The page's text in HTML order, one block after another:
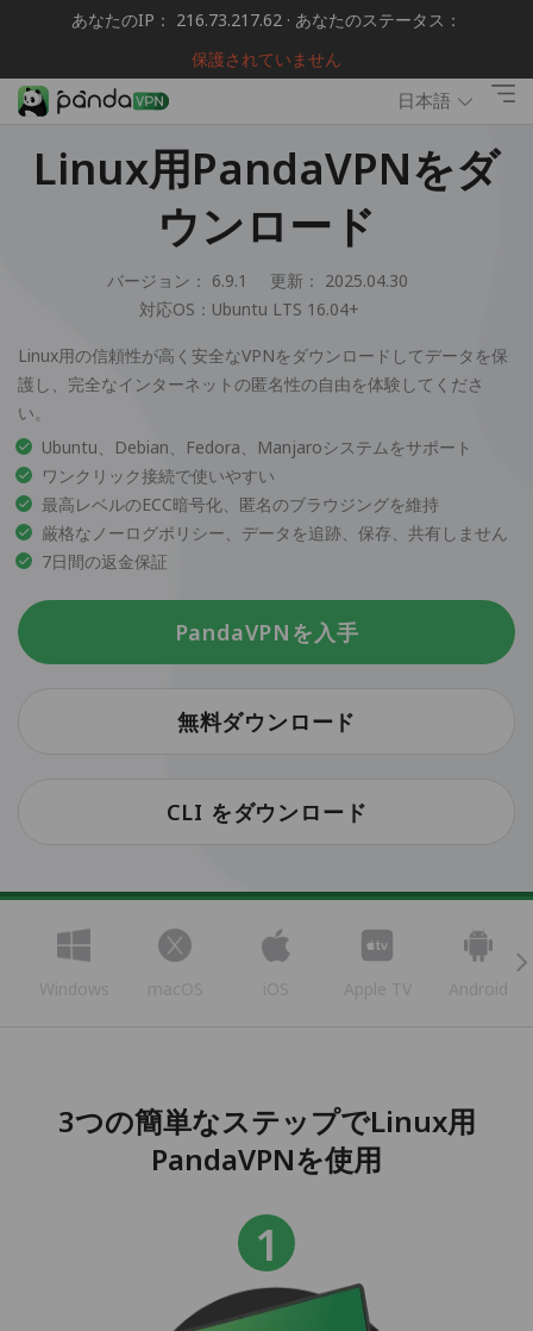
あなたのIP： 216.73.217.62 · あなたのステータス：
保護されていません
日本語
Linux用PandaVPNをダ
ウンロード
バージョン： 6.9.1
更新： 2025.04.30
対応OS： Ubuntu LTS 16.04+
Linux用の信頼性が高く安全なVPNをダウンロードしてデータを保
護し、完全なインターネットの匿名性の自由を体験してくださ
い。
Ubuntu、Debian、Fedora、Manjaroシステムをサポート
ワンクリック接続で使いやすい
最高レベルのECC暗号化、匿名のブラウジングを維持
厳格なノーログポリシー、データを追跡、保存、共有しません
7日間の返金保証
PandaVPNを入手
無料ダウンロード
CLI をダウンロード
Windows macOS iOS Apple TV Android
3つの簡単なステップでLinux用
PandaVPNを使用